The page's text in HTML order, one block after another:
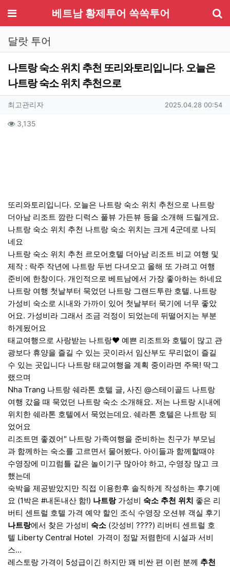
메뉴 베트남 황제투어 쏙쏙투어
달랏 투어
나트랑 숙소 위치 추천 또리와토리입니다. 오늘은
나트랑 숙소 위치 추천으로
작성자 정보
최고관리자작성 작성일
2025.04.28 00:54
컨텐츠 정보
3,135
또리와토리입니다. 오늘은 나트랑 숙소 위치 추천으로 나트랑
더아남 리조트 깜란 디럭스 풀뷰 가든뷰 등을 소개해 드릴게요.
나트랑 숙소 위치 추천 나트랑 숙소 위치는 크게 4군데로 나되
네요
나트랑 숙소 위치 추천 르모어호텔 더아남 리조트 비교 여행 및
제작 : 락주 작년에 나트랑 두번 다녀오고 올해 또 가려고 여행
준비에 한창이다. 개인적으로 베트남에서 가장 좋아하는 하네요
나트랑 여행 첫날부터 묵었던 나트랑 그랜드투란 호텔. 나트랑
가성비 숙소로 시내와 가까이 있어 첫날부터 묵기에 너무 좋았
어요. 가성비라 그래서 조금 걱정이 되었는데 뒤떨어지는 부분
하게됬어요
태교여행으로 사랑받는 나트랑❤️ 예쁜 리조트와 호텔이 많고 관
광보다 휴양을 즐길 수 있는 곳이라서 임산부도 무리없이 즐길
수 있는 곳입니다 나트랑 태교여행을 계획 중이라면 주목! 딱그
랬으며
Nha Trang 나트랑 쉐라톤 호텔 글, 사진 @스테이골드 나트랑
여행 갔을 때 묵었던 나트랑 숙소 소개해요. 저는 나트랑 시내에
위치한 쉐라톤 호텔에서 묵었는데요. 쉐라톤 호텔은 나트랑 되
었어요
리조트면 좋겠어" 나트랑 가족여행을 준비하는 친구가 부모님
과 함께하는 숙소를 고르면서 물어봤다. 아이들과 함께할때야
수영장에 미끄럼틀 같은 놀이기구 많아야 하고, 수영장 많고 크
했는데
숙박을 제공받았지만 직접 이용한후 솔직하게 작성하는 후기예
요 (1박은 #내돈내산 함!) 나트랑가성비 숙소 추천 위치 좋은 리
버티 센트럴 호텔 가격 예약 할인 조식 수영장 오션뷰 객실 후기
나트랑에서 찾은 가성비 숙소 (갓성비 ????) 리버티 센트럴 호
텔 Liberty Central Hotel ​ 가격이 정말 저렴한데 시설과 서비
스...
레스토랑 가격이 5성급이긴 하지만 꽤 비싼 편 이런 분께 추천